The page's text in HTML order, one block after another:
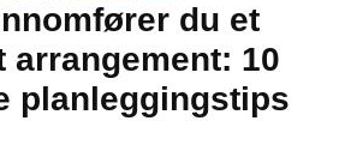
du et
arrangement: 10
planleggingstips